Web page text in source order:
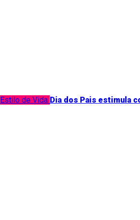
Estilo de Vida Dia dos Pais estimula